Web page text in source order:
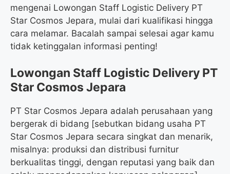
mengenai Lowongan Staff Logistic Delivery PT
Star Cosmos Jepara, mulai dari kualifikasi hingga
cara melamar. Bacalah sampai selesai agar kamu
tidak ketinggalan informasi penting!
Lowongan Staff Logistic Delivery PT
Star Cosmos Jepara
PT Star Cosmos Jepara adalah perusahaan yang
bergerak di bidang [sebutkan bidang usaha PT
Star Cosmos Jepara secara singkat dan menarik,
misalnya: produksi dan distribusi furnitur
berkualitas tinggi, dengan reputasi yang baik dan